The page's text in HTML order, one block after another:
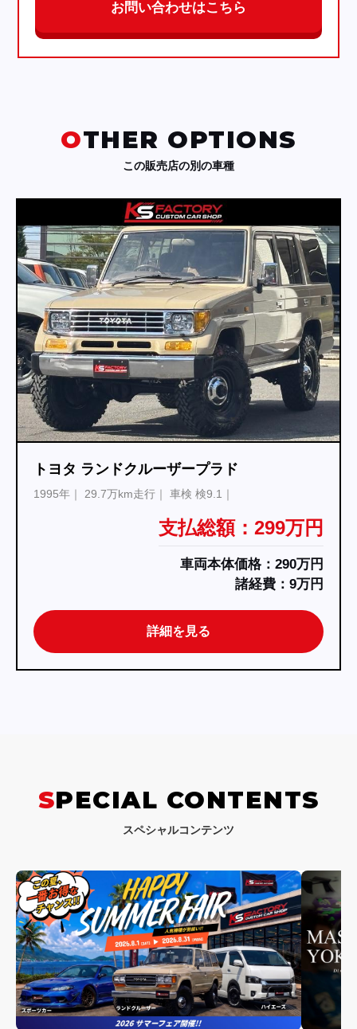
お問い合わせはこちら
OTHER OPTIONS
この販売店の別の車種
トヨタ ランドクルーザープラド
1995年 29.7万km走行 車検 検9.1
支払総額：299万円
車両本体価格：290万円
諸経費：9万円
詳細を見る
SPECIAL CONTENTS
スペシャルコンテンツ